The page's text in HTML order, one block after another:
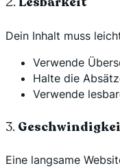
Dein Inhalt muss
Verwende
Halte die
Verwende
3.
Eine langsame